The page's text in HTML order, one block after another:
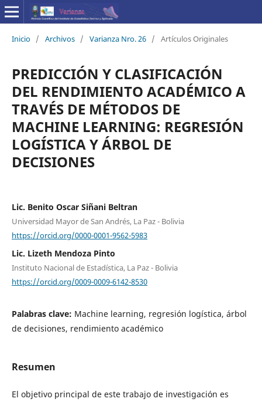
Inicio / Archivos / Varianza Nro. 26 / Artículos Originales
PREDICCIÓN Y CLASIFICACIÓN
DEL RENDIMIENTO ACADÉMICO A
TRAVÉS DE MÉTODOS DE
MACHINE LEARNING: REGRESIÓN
LOGÍSTICA Y ÁRBOL DE
DECISIONES
Lic. Benito Oscar Siñani Beltran
Universidad Mayor de San Andrés, La Paz - Bolivia
https://orcid.org/0000-0001-9562-5983
Lic. Lizeth Mendoza Pinto
Instituto Nacional de Estadística, La Paz - Bolivia
https://orcid.org/0009-0009-6142-8530
Palabras clave: Machine learning, regresión logística, árbol
de decisiones, rendimiento académico
Resumen
El objetivo principal de este trabajo de investigación es